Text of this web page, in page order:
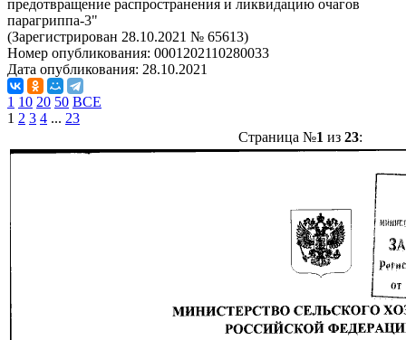
предотвращение распространения и ликвидацию очагов
парагриппа-3"
(Зарегистрирован 28.10.2021 № 65613)
Номер опубликования: 0001202110280033
Дата опубликования: 28.10.2021
1 10 20 50 ВСЕ
1 2 3 4 ... 23
Страница №1 из 23: